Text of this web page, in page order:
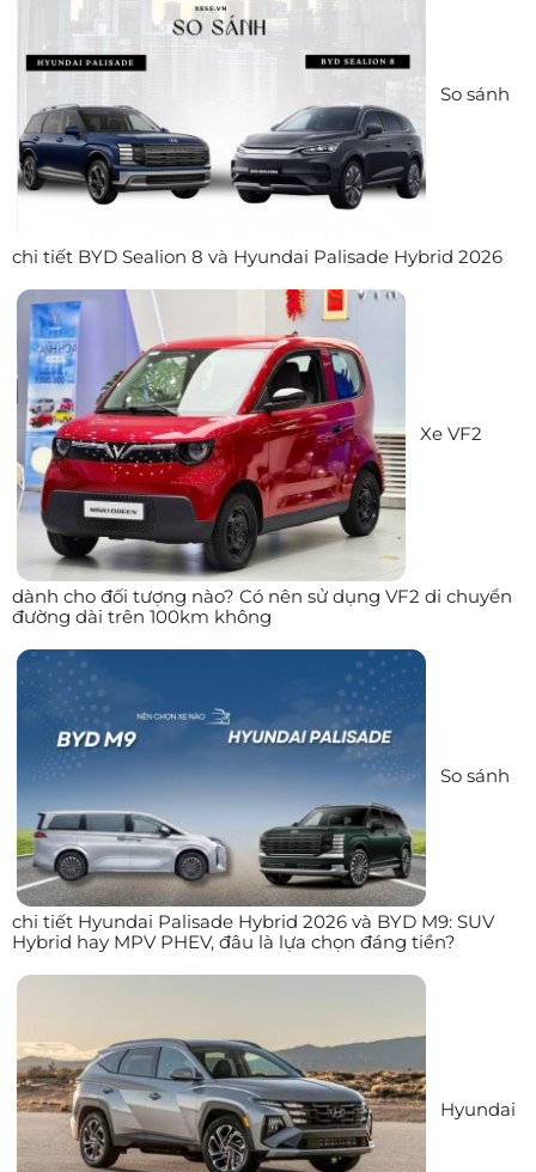
So sánh
chi tiết BYD Sealion 8 và Hyundai Palisade Hybrid 2026
Xe VF2
dành cho đối tượng nào? Có nên sử dụng VF2 di chuyển
đường dài trên 100km không
So sánh
chi tiết Hyundai Palisade Hybrid 2026 và BYD M9: SUV
Hybrid hay MPV PHEV, đâu là lựa chọn đáng tiền?
Hyundai